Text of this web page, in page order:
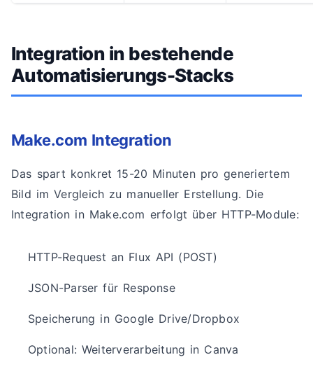
Integration in bestehende
Automatisierungs-Stacks
Make.com Integration
Das spart konkret 15-20 Minuten pro generiertem
Bild im Vergleich zu manueller Erstellung. Die
Integration in Make.com erfolgt über HTTP-Module:
HTTP-Request an Flux API (POST)
JSON-Parser für Response
Speicherung in Google Drive/Dropbox
Optional: Weiterverarbeitung in Canva